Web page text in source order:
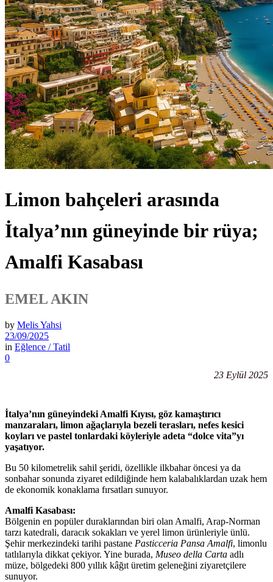
Limon bahçeleri arasında
İtalya’nın güneyinde bir rüya;
Amalfi Kasabası
EMEL AKIN
by Melis Yahsi
23/09/2025
in Eğlence / Tatil
0
23 Eylül 2025
İtalya’nın güneyindeki Amalfi Kıyısı, göz kamaştırıcı
manzaraları, limon ağaçlarıyla bezeli terasları, nefes kesici
koyları ve pastel tonlardaki köyleriyle adeta “dolce vita”yı
yaşatıyor.
Bu 50 kilometrelik sahil şeridi, özellikle ilkbahar öncesi ya da
sonbahar sonunda ziyaret edildiğinde hem kalabalıklardan uzak hem
de ekonomik konaklama fırsatları sunuyor.
Amalfi Kasabası:
Bölgenin en popüler duraklarından biri olan Amalfi, Arap-Norman
tarzı katedrali, daracık sokakları ve yerel limon ürünleriyle ünlü.
Şehir merkezindeki tarihi pastane Pasticceria Pansa Amalfi, limonlu
tatlılarıyla dikkat çekiyor. Yine burada, Museo della Carta adlı
müze, bölgedeki 800 yıllık kâğıt üretim geleneğini ziyaretçilere
sunuyor.